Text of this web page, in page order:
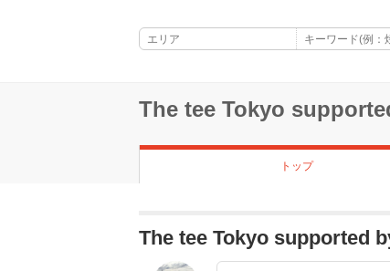
The tee Tokyo
トップ
The tee Tokyo supported